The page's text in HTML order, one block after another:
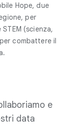
e
data
Hope, due
per
(scienza,
combattere il